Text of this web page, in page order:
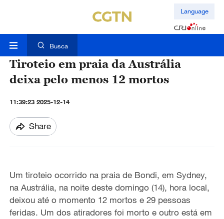
Language
Busca
Tiroteio em praia da Austrália
deixa pelo menos 12 mortos
11:39:23 2025-12-14
Share
Um tiroteio ocorrido na praia de Bondi, em Sydney,
na Austrália, na noite deste domingo (14), hora local,
deixou até o momento 12 mortos e 29 pessoas
feridas. Um dos atiradores foi morto e outro está em